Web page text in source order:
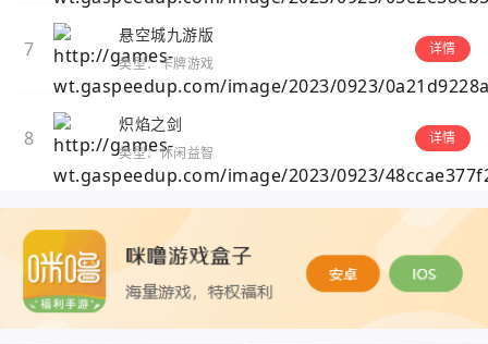
7
悬空城九游版
类型：卡牌游戏
详情
8
炽焰之剑
类型：休闲益智
详情